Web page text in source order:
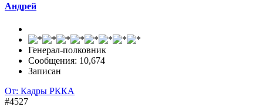
Андрей
Генерал-полковник
Сообщения: 10,674
Записан
От: Кадры РККА
#4527